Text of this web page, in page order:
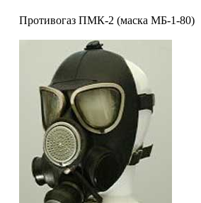
Противогаз ПМК-2 (маска МБ-1-80)